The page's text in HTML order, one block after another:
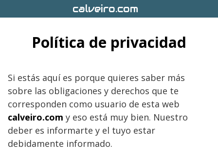
al
calveiro.com
Política de privacidad
Si estás aquí es porque quieres saber más
sobre las obligaciones y derechos que te
corresponden como usuario de esta web
calveiro.com y eso está muy bien. Nuestro
deber es informarte y el tuyo estar
debidamente informado.